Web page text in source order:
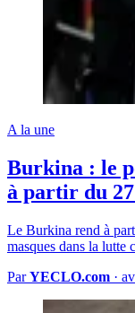
A la une
Burkina : le
à partir du
Le Burkina rend à
masques dans la
ParYECLO.com ·